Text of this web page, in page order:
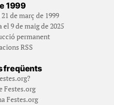
1999
de març de 1999
9 de maig de 2025
permanent
RSS
freqüents
Festes.org
Festes.org